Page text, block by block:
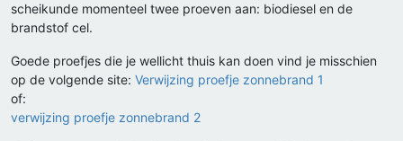
scheikunde momenteel twee proeven aan: biodiesel en de
brandstof cel.
Goede proefjes die je wellicht thuis kan doen vind je misschien
op de volgende site: Verwijzing proefje zonnebrand 1
of:
verwijzing proefje zonnebrand 2